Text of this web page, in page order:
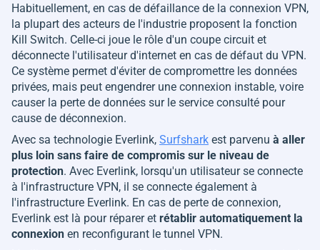
Habituellement, en cas de défaillance de la connexion VPN,
la plupart des acteurs de l'industrie proposent la fonction
Kill Switch. Celle-ci joue le rôle d'un coupe circuit et
déconnecte l'utilisateur d'internet en cas de défaut du VPN.
Ce système permet d'éviter de compromettre les données
privées, mais peut engendrer une connexion instable, voire
causer la perte de données sur le service consulté pour
cause de déconnexion.
Avec sa technologie Everlink, Surfshark est parvenu à aller
plus loin sans faire de compromis sur le niveau de
protection. Avec Everlink, lorsqu'un utilisateur se connecte
à l'infrastructure VPN, il se connecte également à
l'infrastructure Everlink. En cas de perte de connexion,
Everlink est là pour réparer et rétablir automatiquement la
connexion en reconfigurant le tunnel VPN.